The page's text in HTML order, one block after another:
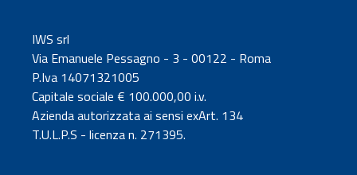
IWS srl
Via Emanuele Pessagno - 3 - 00122 - Roma
P.Iva 14071321005
Capitale sociale € 100.000,00 i.v.
Azienda autorizzata ai sensi exArt. 134
T.U.L.P.S - licenza n. 271395.